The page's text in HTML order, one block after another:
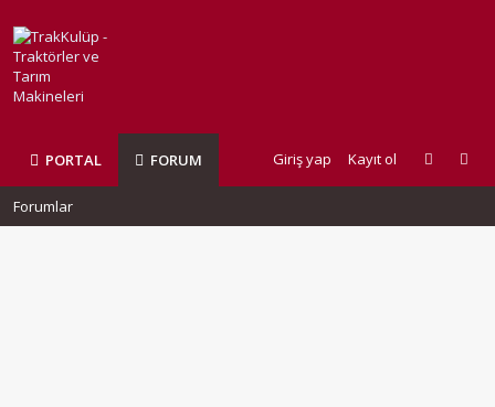
PORTAL FORUM Giriş yap Kayıt ol
Forumlar